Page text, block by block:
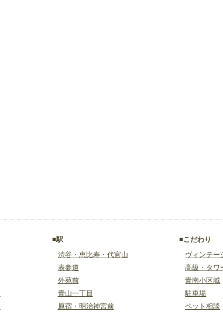
■駅
渋谷・恵比寿・代官山
表参道
外苑前
青山一丁目
原宿・明治神宮前
■こだわり
ヴィンテー
高級・タワ
青南小区域
駐車場
ペット相談